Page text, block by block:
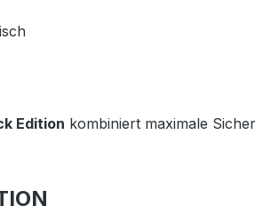
Edition kombiniert maximale